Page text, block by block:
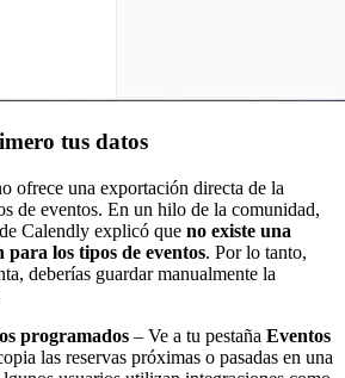
tus datos
ofrece una exportación directa de la
de eventos. En un hilo de la comunidad,
Calendly explicó que no existe una
los tipos de eventos. Por lo tanto,
deberías guardar manualmente la
programados – Ve a tu pestaña Eventos
las reservas próximas o pasadas en una